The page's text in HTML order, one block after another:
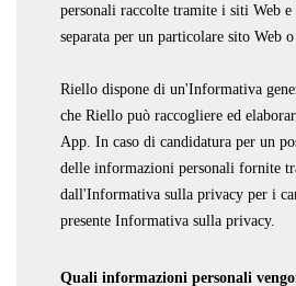
personali raccolte tramite i siti Web
separata per un particolare sito Web
Riello dispone di un'Informativa
che Riello può raccogliere ed
App. In caso di candidatura per un
delle informazioni personali fornite
dall'Informativa sulla privacy per i
presente Informativa sulla privacy.
Quali informazioni personali